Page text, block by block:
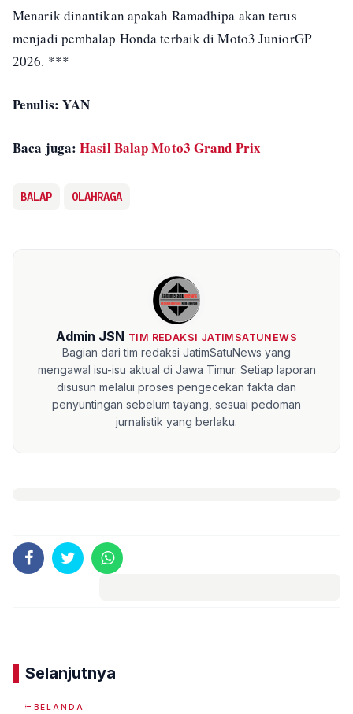
Menarik dinantikan apakah Ramadhipa akan terus
menjadi pembalap Honda terbaik di Moto3 JuniorGP
2026. ***
Penulis: YAN
Baca juga:Hasil Balap Moto3 Grand Prix
BALAP OLAHRAGA
Admin JSN TIM REDAKSI JATIMSATUNEWS
Bagian dari tim redaksi JatimSatuNews yang
mengawal isu-isu aktual di Jawa Timur. Setiap laporan
disusun melalui proses pengecekan fakta dan
penyuntingan sebelum tayang, sesuai pedoman
jurnalistik yang berlaku.
Selanjutnya
BELANDA